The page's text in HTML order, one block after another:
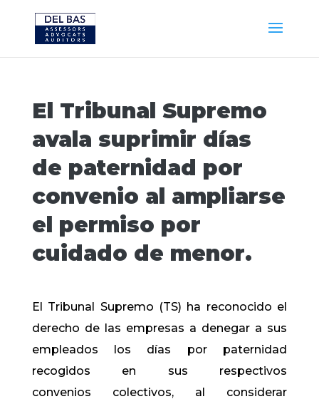
El Tribunal Supremo
avala suprimir días
de paternidad por
convenio al ampliarse
el permiso por
cuidado de menor.
El Tribunal Supremo (TS) ha reconocido el
derecho de las empresas a denegar a sus
empleados los días por paternidad
recogidos en sus respectivos
convenios colectivos, al considerar